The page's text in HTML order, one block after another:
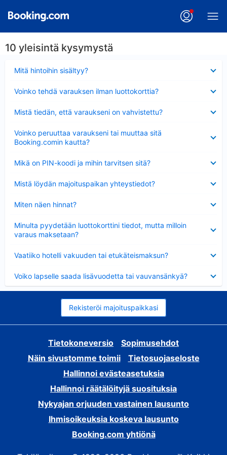
10 yleisintä kysymystä
Mitä hintoihin sisältyy?
Voinko tehdä varauksen ilman luottokorttia?
Mistä tiedän, että varaukseni on vahvistettu?
Voinko peruuttaa varaukseni tai muuttaa sitä
Booking.comin kautta?
Mikä on PIN-koodi ja mihin tarvitsen sitä?
Mistä löydän majoituspaikan yhteystiedot?
Miten näen hinnat?
Minulta pyydetään luottokorttini tiedot, mutta milloin
varaus maksetaan?
Vaatiiko hotelli vakuuden tai etukäteismaksun?
Voiko lapselle saada lisävuodetta tai vauvansänkyä?
Rekisteröi majoituspaikkasi
Tietokoneversio
Sopimusehdot
Näin sivustomme toimii
Tietosuojaseloste
Hallinnoi evästeasetuksia
Hallinnoi räätälöityjä suosituksia
Nykyajan orjuuden vastainen lausunto
Ihmisoikeuksia koskeva lausunto
Booking.com yhtiönä